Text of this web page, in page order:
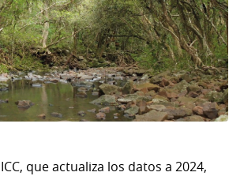
que actualiza los datos a 2024,